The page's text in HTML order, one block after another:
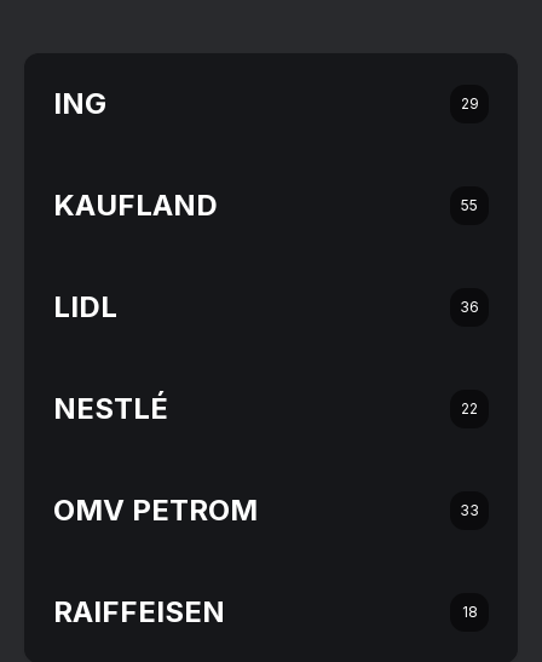
ING 29
KAUFLAND 55
LIDL 36
NESTLÉ 22
OMV PETROM 33
RAIFFEISEN 18